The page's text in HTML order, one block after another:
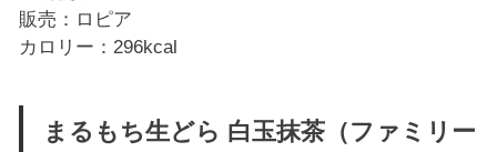
販売：ロピア
カロリー：296kcal
まるもち生どら 白玉抹茶（ファミリー